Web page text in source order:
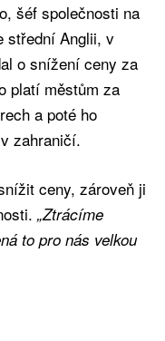
šéf společnosti na
střední Anglii, v
o snížení ceny za
platí městům za
a poté ho
zahraničí.
ceny, zároveň ji
„Ztrácíme
to pro nás velkou